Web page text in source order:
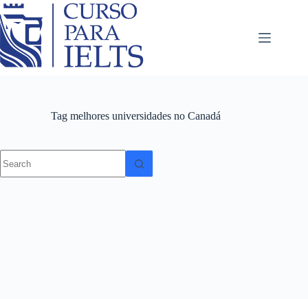
Tagmelhores universidades no Canadá